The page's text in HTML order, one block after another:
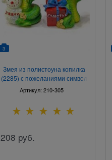
3
Змея из полистоуна копилка
(2285) с пожеланиями символ
2025 года
Артикул:210-305
208 руб.